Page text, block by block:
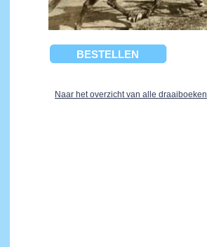
BESTELLEN
Naar het overzicht van alle draaiboeken